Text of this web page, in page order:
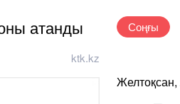
атанды
ktk.kz
Соңғы
Желтоқсан,